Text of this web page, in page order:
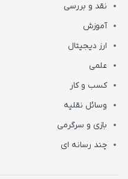
نقد و بررسی
آموزش
ارز دیجیتال
علمی
کسب و کار
وسائل نقلیه
بازی و سرگرمی
چند رسانه ای